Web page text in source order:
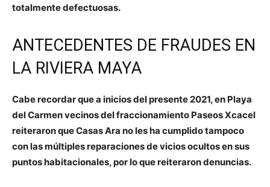
totalmente defectuosas.
ANTECEDENTES DE FRAUDES EN
LA RIVIERA MAYA
Cabe recordar que a inicios del presente 2021, en Playa
del Carmen vecinos del fraccionamiento Paseos Xcacel
reiteraron que Casas Ara no les ha cumplido tampoco
con las múltiples reparaciones de vicios ocultos en sus
puntos habitacionales, por lo que reiteraron denuncias.